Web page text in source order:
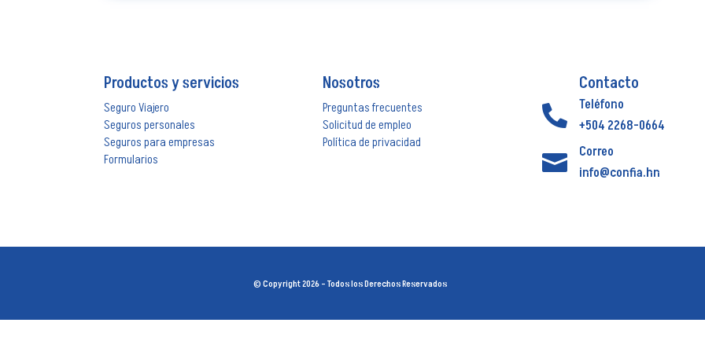
Productos y servicios
Seguro Viajero
Seguros personales
Seguros para empresas
Formularios
Nosotros
Preguntas frecuentes
Solicitud de empleo
Política de privacidad
Contacto

Teléfono
+504 2268-0664

Correo
info@confia.hn
© Copyright 2026 – Todos los Derechos Reservados